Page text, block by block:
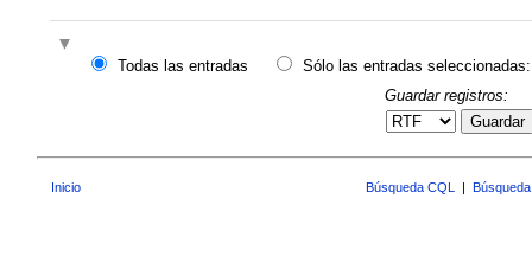
Todas las entradas
Sólo las entradas seleccionadas:
Guardar registros:
Guardar
Inicio Búsqueda CQL